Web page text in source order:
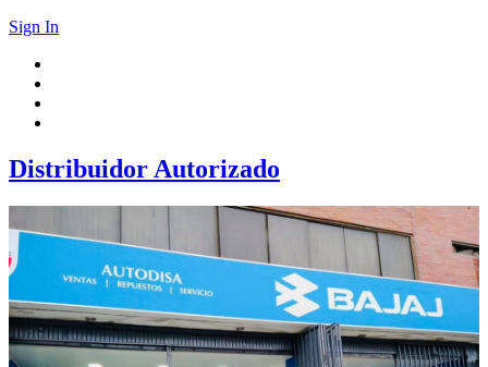
Sign In
Distribuidor Autorizado